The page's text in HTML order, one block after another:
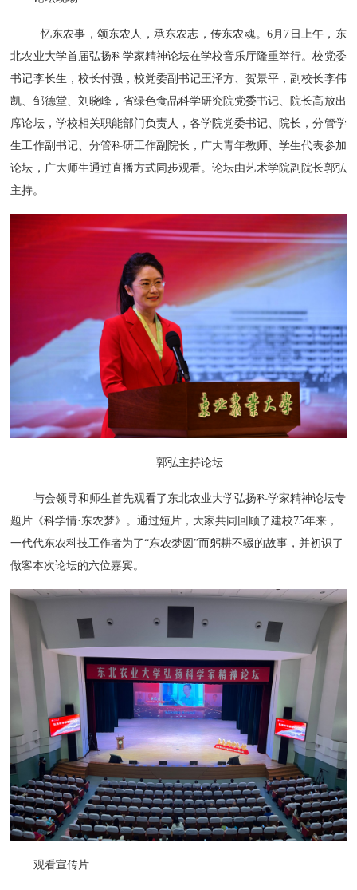
忆东农事，颂东农人，承东农志，传东农魂。6月7日上午，东
北农业大学首届弘扬科学家精神论坛在学校音乐厅隆重举行。校党委
书记李长生，校长付强，校党委副书记王泽方、贺景平，副校长李伟
凯、邹德堂、刘晓峰，省绿色食品科学研究院党委书记、院长高放出
席论坛，学校相关职能部门负责人，各学院党委书记、院长，分管学
生工作副书记、分管科研工作副院长，广大青年教师、学生代表参加
论坛，广大师生通过直播方式同步观看。论坛由艺术学院副院长郭弘
主持。
郭弘主持论坛
与会领导和师生首先观看了东北农业大学弘扬科学家精神论坛专
题片《科学情·东农梦》。通过短片，大家共同回顾了建校75年来，
一代代东农科技工作者为了“东农梦圆”而躬耕不辍的故事，并初识了
做客本次论坛的六位嘉宾。
观看宣传片